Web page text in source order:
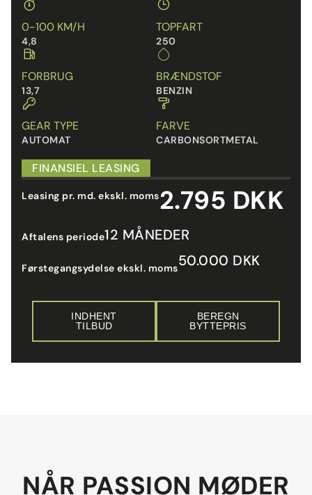
0-100 KM/H
4,8
TOPFART
250
FORBRUG
13,7
BRÆNDSTOF
BENZIN
GEAR TYPE
AUTOMAT
FARVE
CARBONSORTMETAL
FINANSIEL LEASING
Leasing pr. md. ekskl. moms2.795 DKK
Aftalens periode12 MÅNEDER
Førstegangsydelse ekskl. moms50.000 DKK
INDHENT
TILBUD
BEREGN
BYTTEPRIS
NÅR PASSION MØDER